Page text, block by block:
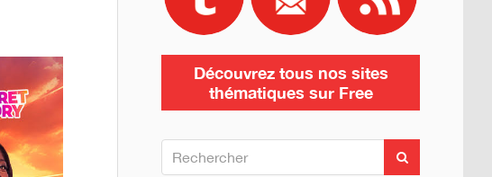
Découvrez tous nos sites
thématiques sur Free